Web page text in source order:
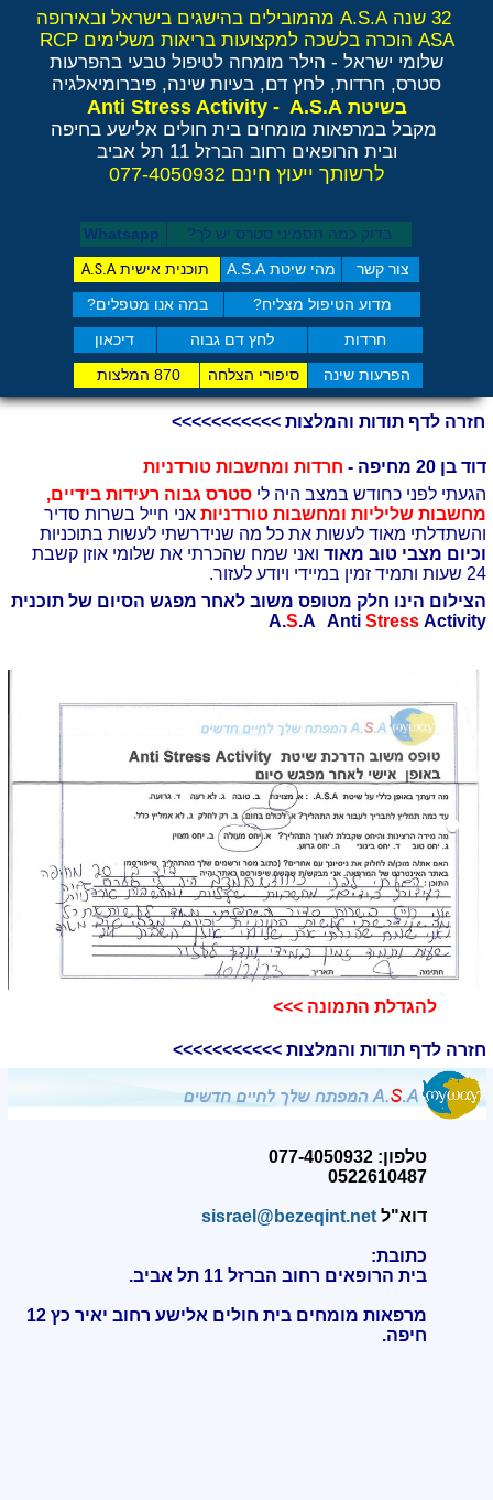
צור קשר מהי שיטת A.S.A תוכנית אישיתA.S.A
חרדות לחץ דם גבוה דיכאון
מדוע הטיפול מצליח? במה אנו מטפלים?
הפרעות שינה סיפורי הצלחה 870 המלצות
בדוק כמה תסמיני סט​רס יש לך? Whatsapp
32 שנה A.S.A מהמובילים בהישגים בישראל ובאירופה
ASA הוכרה בלשכה למקצועות בריאות משלימים RCP
שלומי ישראל - הילר מומחה לטיפול טבעי בהפרעות
סטרס, חרדות, לחץ דם, בעיות שינה, פיברומיאלגיה
בשיטת Anti Stress Activity - A.S.A
מקבל במרפאות מומחים בית חולים אלישע בחיפה
ובית הרופאים רחוב הברזל 11 תל אביב
לרשותך ייעוץ חינם 077-4050932
דוד בן 20 מחיפה -
חרדות ומחשבות טורדניות
הגעתי לפני כחודש במצב היה ליסטרס גבוה רעידות בידיים,
מחשבות שליליות ומחשבות טורדניות אני חייל בשרות סדיר
והשתדלתי מאוד לעשות את כל מה שנידרשתי לעשות בתוכניות
וכיום מצבי טוב מאוד ואני שמח שהכרתי את שלומי אוזן קשבת
24 שעות ותמיד זמין במיידי ויודע לעזור.
הצילום הינו חלק מטופס משוב לאחר מפגש הסיום של תוכנית
A.S.A Anti StressActivity
חזרה לדף תודות והמלצות >>>>>>>>>>>
חזרה לדף תודות והמלצות >>>>>>>>>>>
להגדלת התמונה >>>​
טלפון: 077-4050932
0522610487
דוא"לsisrael@bezeqint.net
כתובת:
בית הרופאים רחוב הברזל 11 תל אביב.
מרפאות מומחים בית חולים אלישע רחוב יאיר כץ 12
חיפה.